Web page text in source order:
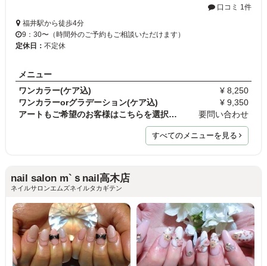
口コミ 1件
福井駅から徒歩4分
9：30〜（時間外のご予約もご相談いただけます）
定休日： 不定休
メニュー
ワンカラー(ケア込)
¥ 8,250
ワンカラーorグラデーション(ケア込)
¥ 9,350
アートもご希望のお客様はこちらを選択してください。
要問い合わせ
すべてのメニューを見る
nail salon m`ｓnail高木店
ネイルサロンエムズネイルタカギテン